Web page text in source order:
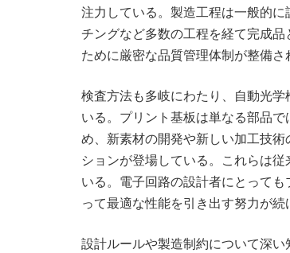
注力している。製造工程は一般的
チングなど多数の工程を経て完成
ために厳密な品質管理体制が整備さ
検査方法も多岐にわたり、自動光
いる。プリント基板は単なる部品
め、新素材の開発や新しい加工技
ションが登場している。これらは
いる。電子回路の設計者にとって
って最適な性能を引き出す努力が続
設計ルールや製造制約について深